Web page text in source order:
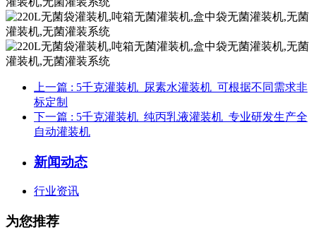
上一篇 : 5千克灌装机_尿素水灌装机_可根据不同需求非
标定制
下一篇 : 5千克灌装机_纯丙乳液灌装机_专业研发生产全
自动灌装机
新闻动态
行业资讯
为您推荐